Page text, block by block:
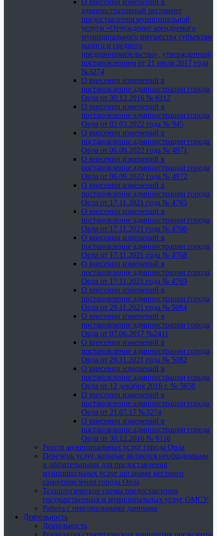
О внесении изменений в
административный регламент
предоставления муниципальной
услуги «Отчуждение арендуемого
муниципального имущества субъектам
малого и среднего
предпринимательства», утвержденный
постановлением от 21 июля 2017 года
№3274
О внесении изменений в
постановление администрации города
Орла от 30.12.2016 № 6112
О внесении изменений в
постановление администрации города
Орла от 02.03.2022 года № 945
О внесении изменений в
постановление администрации города
Орла от 06.09.2022 года № 4971
О внесении изменений в
постановление администрации города
Орла от 06.09.2022 года № 4972
О внесении изменений в
постановление администрации города
Орла от 17.11.2021 года № 4765
О внесении изменений в
постановление администрации города
Орла от 17.11.2021 года № 4766
О внесении изменений в
постановление администрации города
Орла от 17.11.2021 года № 4768
О внесении изменений в
постановление администрации города
Орла от 17.11.2021 года № 4769
О внесении изменений в
постановление администрации города
Орла от 29.11.2021 года № 5084
О внесении изменений в
постановление администрации города
Орла от 07.06.2017 №2411
О внесении изменений в
постановление администрации города
Орла от 29.11.2021 года № 5082
О внесении изменений в
постановление администрации города
Орла от 12 декабря 2016 г. № 5658
О внесении изменений в
постановление администрации города
Орла от 21.07.17 №3274
О внесении изменений в
постановление администрации города
Орла от 30.12.2016 № 6116
Реестр муниципальных услуг города Орла
Перечень услуг, которые являются необходимыми
и обязательными для предоставления
муниципальных услуг органами местного
самоуправления города Орла
Технологические схемы предоставления
государственных и муниципальных услуг ОМСУ
Работа с персональными данными
Деятельность
Деятельность
Реализация стратегических инициатив президента